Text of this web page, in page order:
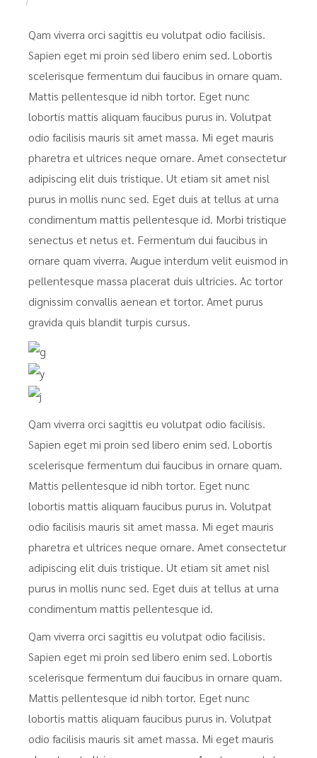
Qam viverra orci sagittis eu volutpat odio facilisis.
Sapien eget mi proin sed libero enim sed. Lobortis
scelerisque fermentum dui faucibus in ornare quam.
Mattis pellentesque id nibh tortor. Eget nunc
lobortis mattis aliquam faucibus purus in. Volutpat
odio facilisis mauris sit amet massa. Mi eget mauris
pharetra et ultrices neque ornare. Amet consectetur
adipiscing elit duis tristique. Ut etiam sit amet nisl
purus in mollis nunc sed. Eget duis at tellus at urna
condimentum mattis pellentesque id. Morbi tristique
senectus et netus et. Fermentum dui faucibus in
ornare quam viverra. Augue interdum velit euismod in
pellentesque massa placerat duis ultricies. Ac tortor
dignissim convallis aenean et tortor. Amet purus
gravida quis blandit turpis cursus.
Qam viverra orci sagittis eu volutpat odio facilisis.
Sapien eget mi proin sed libero enim sed. Lobortis
scelerisque fermentum dui faucibus in ornare quam.
Mattis pellentesque id nibh tortor. Eget nunc
lobortis mattis aliquam faucibus purus in. Volutpat
odio facilisis mauris sit amet massa. Mi eget mauris
pharetra et ultrices neque ornare. Amet consectetur
adipiscing elit duis tristique. Ut etiam sit amet nisl
purus in mollis nunc sed. Eget duis at tellus at urna
condimentum mattis pellentesque id.
Qam viverra orci sagittis eu volutpat odio facilisis.
Sapien eget mi proin sed libero enim sed. Lobortis
scelerisque fermentum dui faucibus in ornare quam.
Mattis pellentesque id nibh tortor. Eget nunc
lobortis mattis aliquam faucibus purus in. Volutpat
odio facilisis mauris sit amet massa. Mi eget mauris